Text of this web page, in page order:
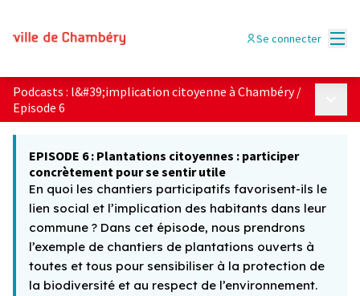
Se connecter
Podcasts : l&#39;implication citoyenne à Chambéry /
Episode 6
EPISODE 6 : Plantations citoyennes : participer
concrètement pour se sentir utile
En quoi les chantiers participatifs favorisent-ils le
lien social et l’implication des habitants dans leur
commune ? Dans cet épisode, nous prendrons
l’exemple de chantiers de plantations ouverts à
toutes et tous pour sensibiliser à la protection de
la biodiversité et au respect de l’environnement.